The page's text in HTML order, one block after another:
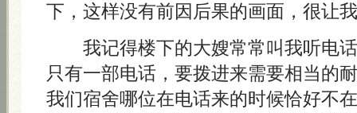
下，这样没有前因后果的画面，很让
我记得楼下的大嫂常常叫我听电话
只有一部电话，要拨进来需要相当的
我们宿舍哪位在电话来的时候恰好不